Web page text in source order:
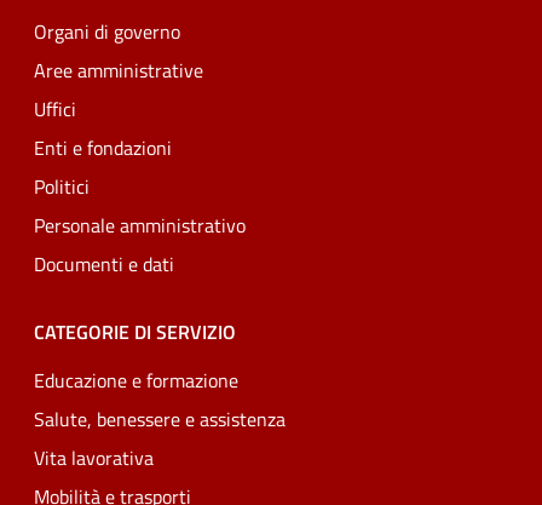
Organi di governo
Aree amministrative
Uffici
Enti e fondazioni
Politici
Personale amministrativo
Documenti e dati
CATEGORIE DI SERVIZIO
Educazione e formazione
Salute, benessere e assistenza
Vita lavorativa
Mobilità e trasporti